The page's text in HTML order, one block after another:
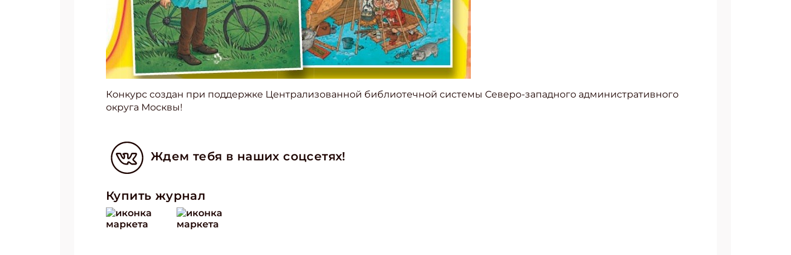
Конкурс создан при поддержке Централизованной библиотечной системы Северо-западного административного
округа Москвы!
Ждем тебя в наших соцсетях!
Купить журнал